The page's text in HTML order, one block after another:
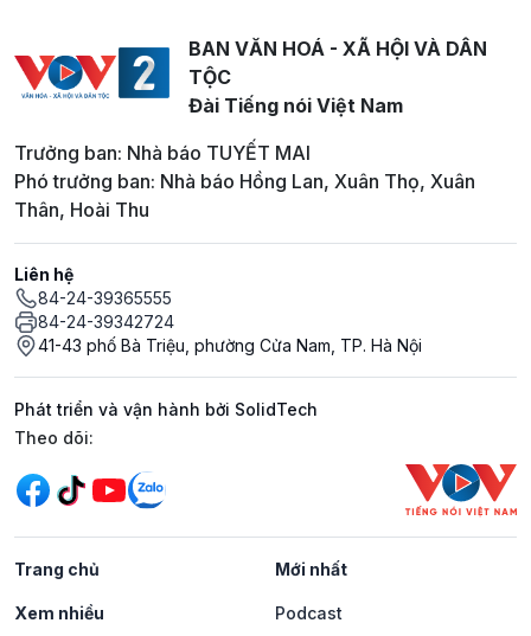
BAN VĂN HOÁ - XÃ HỘI VÀ DÂN
TỘC
Đài Tiếng nói Việt Nam
Trưởng ban: Nhà báo TUYẾT MAI
Phó trưởng ban: Nhà báo Hồng Lan, Xuân Thọ, Xuân
Thân, Hoài Thu
Liên hệ
84-24-39365555
84-24-39342724
41-43 phố Bà Triệu, phường Cửa Nam, TP. Hà Nội
Phát triển và vận hành bởi SolidTech
Mạng xã hội
Theo dõi:
Trang chủ Mới nhất
Xem nhiều Podcast